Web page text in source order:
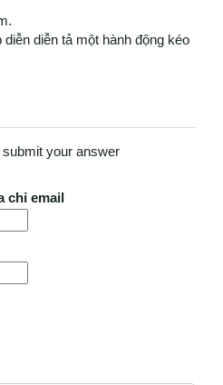
diễn tả một hành động kéo
submit your answer
chỉ email